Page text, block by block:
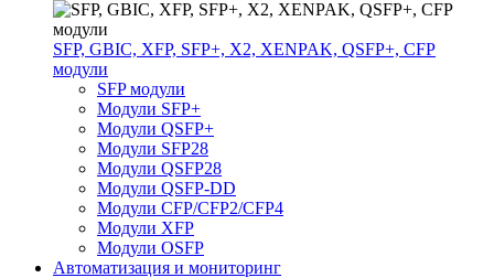
SFP, GBIC, XFP, SFP+, X2, XENPAK, QSFP+, CFP
модули
SFP модули
Модули SFP+
Модули QSFP+
Модули SFP28
Модули QSFP28
Модули QSFP-DD
Модули CFP/CFP2/CFP4
Модули XFP
Модули OSFP
Автоматизация и мониторинг